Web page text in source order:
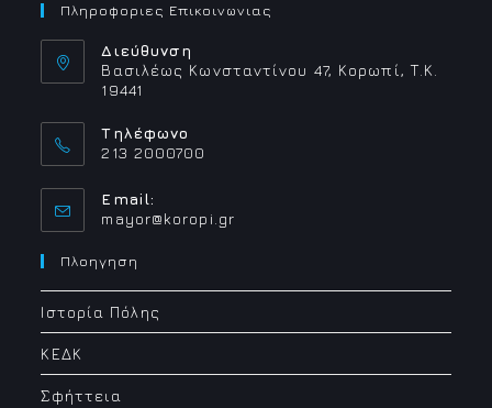
Πληροφοριες Επικοινωνιας
Διεύθυνση
Βασιλέως Κωνσταντίνου 47, Κορωπί, Τ.Κ.
19441
Τηλέφωνο
213 2000700
Email:
mayor@koropi.grOpens
Πλοηγηση
Ιστορία Πόλης
ΚΕΔΚ
Σφήττεια